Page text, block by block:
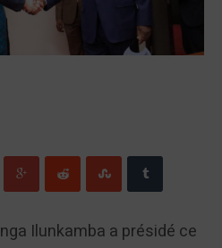
Ilunkamba a présidé ce